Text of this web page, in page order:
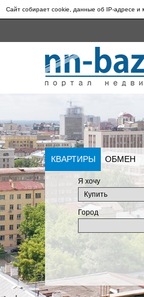
Сайт собирает cookie, данные об IP-адресе и
КВАРТИРЫ ОБМЕН
Я хочу
Город